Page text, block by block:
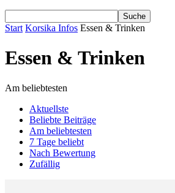
Start Korsika Infos Essen & Trinken
Essen & Trinken
Am beliebtesten
Aktuellste
Beliebte Beiträge
Am beliebtesten
7 Tage beliebt
Nach Bewertung
Zufällig